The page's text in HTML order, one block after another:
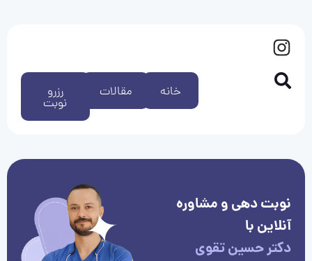
رزرو
نوبت
مقالات خانه
نوبت دهی و مشاوره
آنلاین با
دکتر حسین تقوی